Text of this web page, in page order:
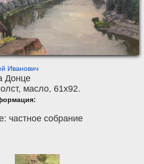
Иванович
Донце
, масло, 61x92.
частное собрание